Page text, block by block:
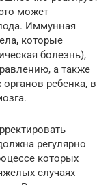
может
Иммунная
которые
болезнь),
а также
ребенка, в
регулярно
которых
случаях